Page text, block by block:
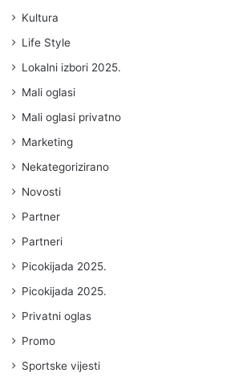
Kultura
Life Style
Lokalni izbori 2025.
Mali oglasi
Mali oglasi privatno
Marketing
Nekategorizirano
Novosti
Partner
Partneri
Picokijada 2025.
Picokijada 2025.
Privatni oglas
Promo
Sportske vijesti